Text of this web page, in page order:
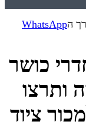
הWhatsApp
כושר
ותרצו
ציוד